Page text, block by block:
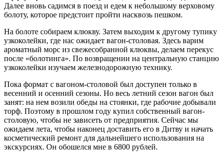
Далее вновь садимся в поезд и едем к небольшому верховому
болоту, которое предстоит пройти насквозь пешком.
На болоте собираем клюкву. Затем выходим к другому тупику
узкоколейки, где нас ожидает вагон-столовая. Здесь варим
ароматный морс из свежесобранной клюквы, делаем перекус
после «болотинга». По возвращении на центральную станцию
узкоколейки изучаем железнодорожную технику.
Пока формат с вагоном-столовой был доступен только в
весенний и осенний сезоны. Но весь летний сезон вагон был
занят: на нем возили обеды на стоянки, где рабочие добывали
торф. Поэтому в прошлом году купил собственный вагон-
столовую, чтобы не зависеть от предприятия. Сейчас мы
ожидаем лета, чтобы наконец доставить его в Дитву и начать
косметический ремонт для дальнейшего использования на
экскурсиях. Он обошелся мне в 6800 рублей.